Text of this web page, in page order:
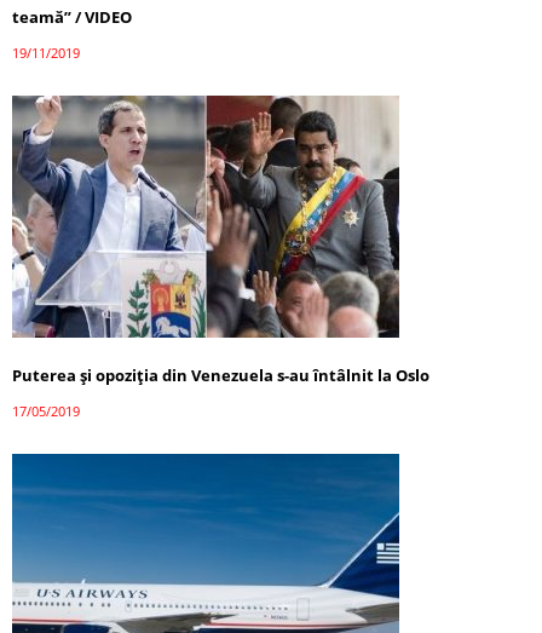
teamă” / VIDEO
19/11/2019
Puterea şi opoziţia din Venezuela s-au întâlnit la Oslo
17/05/2019